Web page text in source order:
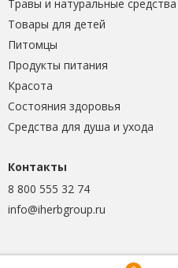
Травы и натуральные средства
Товары для детей
Питомцы
Продукты питания
Красота
Состояния здоровья
Средства для душа и ухода
Контакты
8 800 555 32 74
info@iherbgroup.ru